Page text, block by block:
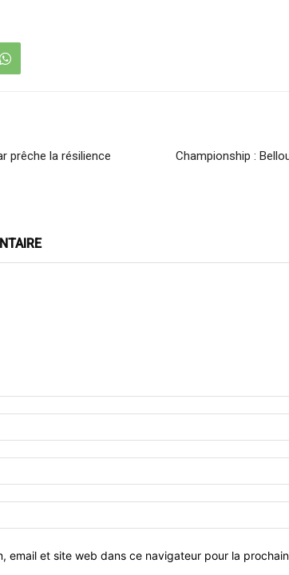
prêche la résilience
Championship :
email et site web dans ce navigateur pour la